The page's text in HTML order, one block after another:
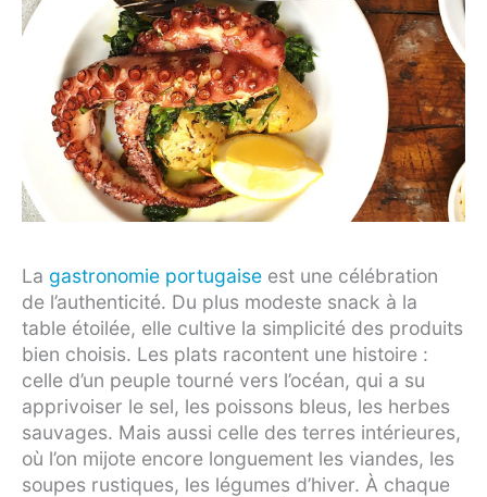
La gastronomie portugaise est une célébration
de l’authenticité. Du plus modeste snack à la
table étoilée, elle cultive la simplicité des produits
bien choisis. Les plats racontent une histoire :
celle d’un peuple tourné vers l’océan, qui a su
apprivoiser le sel, les poissons bleus, les herbes
sauvages. Mais aussi celle des terres intérieures,
où l’on mijote encore longuement les viandes, les
soupes rustiques, les légumes d’hiver. À chaque